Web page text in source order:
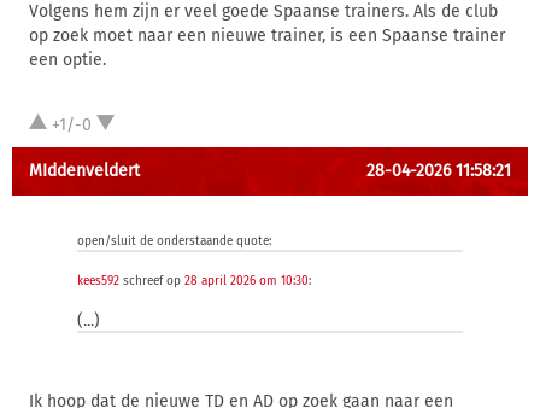
Volgens hem zijn er veel goede Spaanse trainers. Als de club
op zoek moet naar een nieuwe trainer, is een Spaanse trainer
een optie.
+1/-0
MIddenveldert 28-04-2026 11:58:21
open/sluit de onderstaande quote:
kees592 schreef op 28 april 2026 om 10:30:
(...)
Ik hoop dat de nieuwe TD en AD op zoek gaan naar een